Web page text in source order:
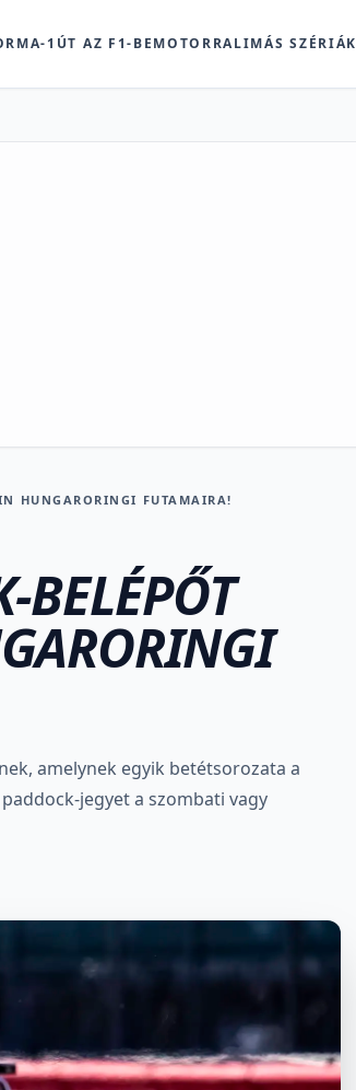
1 ÚT AZ F1-BEMOTORRALIMÁS SZÉRIÁK
HUNGARORINGI FUTAMAIRA!
BELÉPŐT
amelynek egyik betétsorozata a
jegyet a szombati vagy